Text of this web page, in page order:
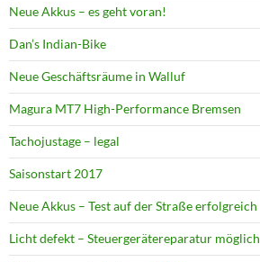
Neue Akkus – es geht voran!
Dan’s Indian-Bike
Neue Geschäftsräume in Walluf
Magura MT7 High-Performance Bremsen
Tachojustage – legal
Saisonstart 2017
Neue Akkus – Test auf der Straße erfolgreich
Licht defekt – Steuergerätereparatur möglich